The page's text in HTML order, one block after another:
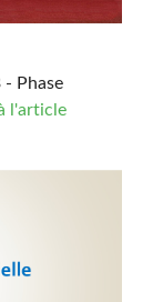
Phase
l'article